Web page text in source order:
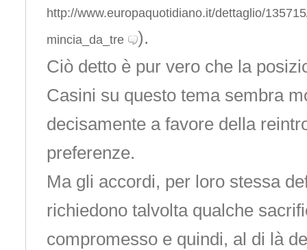
http://www.europaquotidiano.it/dettaglio/
mincia_da_tre
).
Ciò detto è pur vero che la
Casini su questo tema sembra
decisamente a favore della
preferenze.
Ma gli accordi, per loro stessa
richiedono talvolta qualche
compromesso e quindi, al di là